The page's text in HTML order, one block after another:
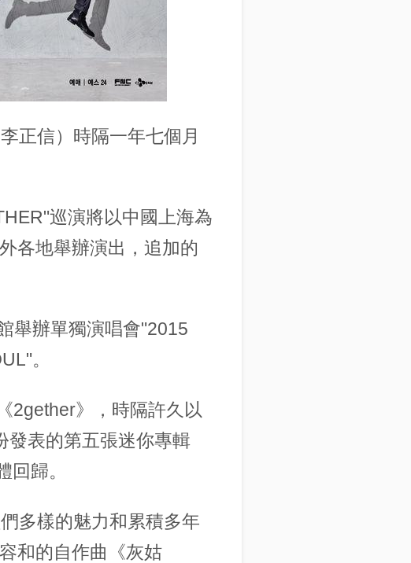
正信）時隔一年七個月
巡演將以中國上海為
各地舉辦演出，追加的
舉辦單獨演唱會"2015
。
2gether》，時隔許久以
發表的第五張迷你專輯
回歸。
多樣的魅力和累積多年
和的自作曲《灰姑